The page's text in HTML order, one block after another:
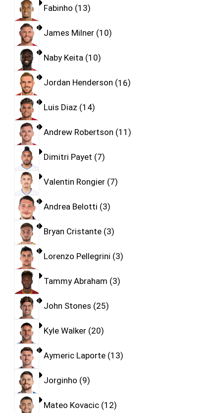
Fabinho 13
James Milner 10
Naby Keita 10
Jordan Henderson 16
Luis Diaz 14
Andrew Robertson 11
Dimitri Payet 7
Valentin Rongier 7
Andrea Belotti 3
Bryan Cristante 3
Lorenzo Pellegrini 3
Tammy Abraham 3
John Stones 25
Kyle Walker 20
Aymeric Laporte 13
Jorginho 9
Mateo Kovacic 12